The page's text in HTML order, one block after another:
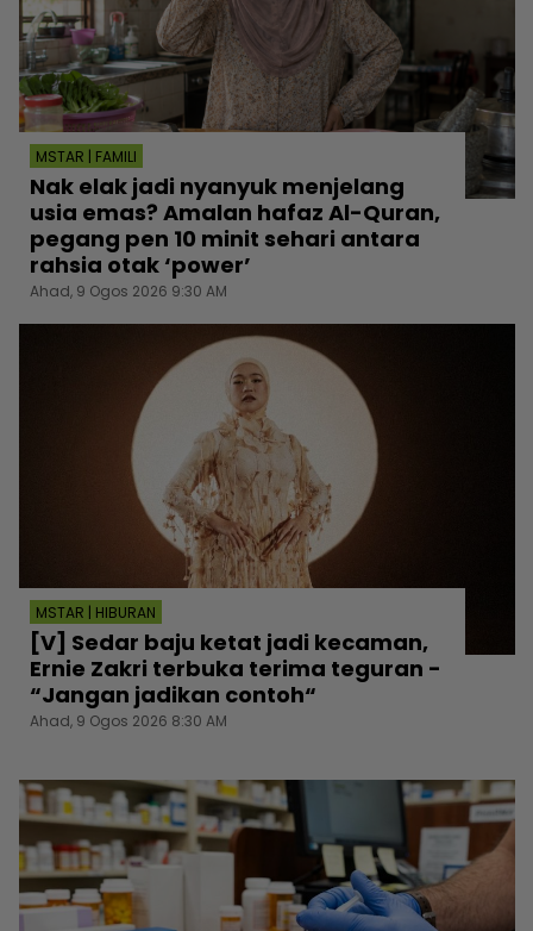
MSTAR | FAMILI
Nak elak jadi nyanyuk menjelang
usia emas? Amalan hafaz Al-Quran,
pegang pen 10 minit sehari antara
rahsia otak ‘power’
Ahad, 9 Ogos 2026 9:30 AM
MSTAR | HIBURAN
[V] Sedar baju ketat jadi kecaman,
Ernie Zakri terbuka terima teguran -
“Jangan jadikan contoh“
Ahad, 9 Ogos 2026 8:30 AM